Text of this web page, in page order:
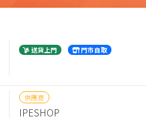
送貨上門 門市自取
供應商
IPESHOP